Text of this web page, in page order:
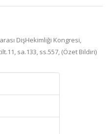
DişHekimliği Kongresi,
sa.133, ss.557, (Özet Bildiri)